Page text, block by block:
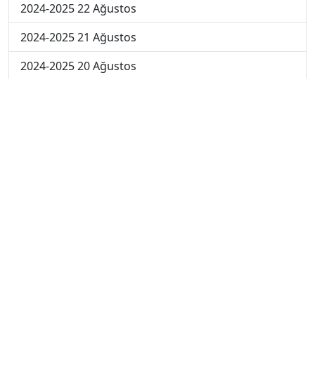
2024-2025 22 Ağustos
2024-2025 21 Ağustos
2024-2025 20 Ağustos